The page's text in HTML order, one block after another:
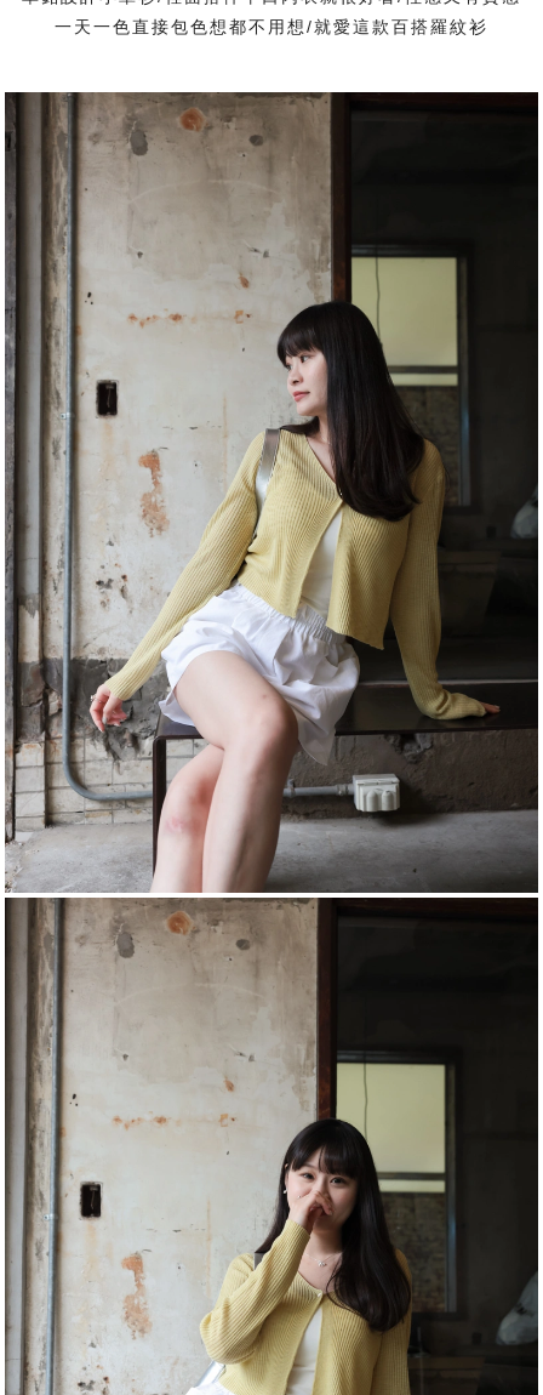
一天一色直接包色想都不用想/就愛這款百搭羅紋衫